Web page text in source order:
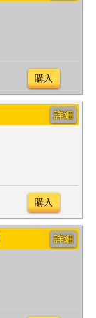
購入
詳細
購入
詳細